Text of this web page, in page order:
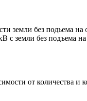
земли без подьема
земли без подъема
от количества и